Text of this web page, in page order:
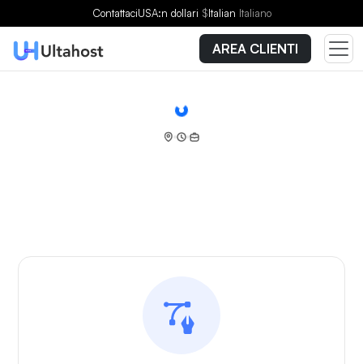
ContattaciUSA:n dollari $Italian Italiano
AREA CLIENTI